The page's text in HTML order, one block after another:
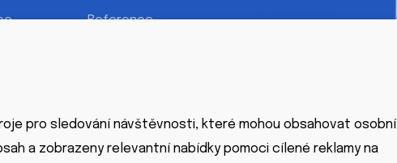
vzduchu
Reference
pro sledování návštěvnosti, které mohou obsahovat osobní
a zobrazeny relevantní nabídky pomoci cílené reklamy na